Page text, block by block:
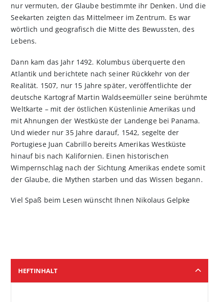
nur vermuten, der Glaube bestimmte ihr Denken. Und die
Seekarten zeigten das Mittelmeer im Zentrum. Es war
wörtlich und geografisch die Mitte des Bewussten, des
Lebens.
Dann kam das Jahr 1492. Kolumbus überquerte den
Atlantik und berichtete nach seiner Rückkehr von der
Realität. 1507, nur 15 Jahre später, veröffentlichte der
deutsche Kartograf Martin Waldseemüller seine berühmte
Weltkarte – mit der östlichen Küstenlinie Amerikas und
mit Ahnungen der Westküste der Landenge bei Panama.
Und wieder nur 35 Jahre darauf, 1542, segelte der
Portugiese Juan Cabrillo bereits Amerikas Westküste
hinauf bis nach Kalifornien. Einen historischen
Wimpernschlag nach der Sichtung Amerikas endete somit
der Glaube, die Mythen starben und das Wissen begann.
Viel Spaß beim Lesen wünscht Ihnen Nikolaus Gelpke
HEFTINHALT